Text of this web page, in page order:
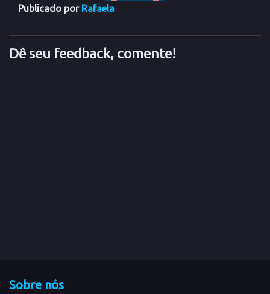
Publicado por Rafaela
Dê seu feedback, comente!
Sobre nós